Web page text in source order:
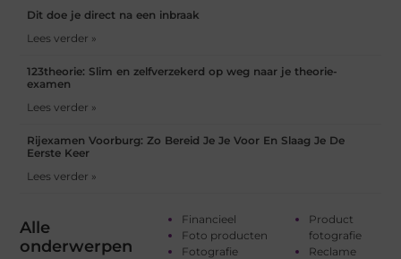
Alle
onderwerpen
Financieel
Foto producten
Fotografie
Product
fotografie
Reclame
Dit doe je direct na een inbraak
Lees verder »
123theorie: Slim en zelfverzekerd op weg naar je theorie-
examen
Lees verder »
Rijexamen Voorburg: Zo Bereid Je Je Voor En Slaag Je De
Eerste Keer
Lees verder »